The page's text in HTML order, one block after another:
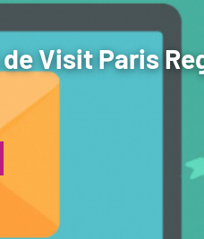
Visit Paris